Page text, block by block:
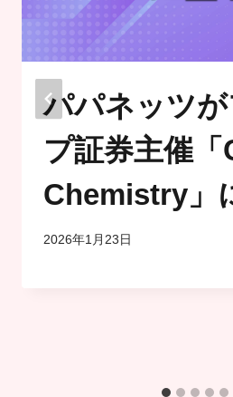
パパネッツ
プ証券主催
Chemistry」
2026年1月23日